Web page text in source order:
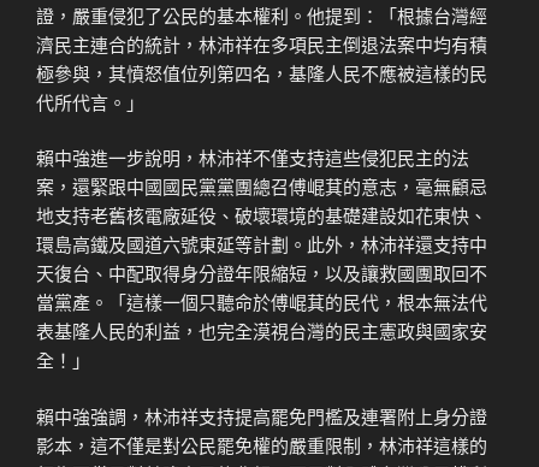
證，嚴重侵犯了公民的基本權利。他提到：「根據台灣經
濟民主連合的統計，林沛祥在多項民主倒退法案中均有積
極參與，其憤怒值位列第四名，基隆人民不應被這樣的民
代所代言。」
賴中強進一步說明，林沛祥不僅支持這些侵犯民主的法
案，還緊跟中國國民黨黨團總召傅崐萁的意志，毫無顧忌
地支持老舊核電廠延役、破壞環境的基礎建設如花東快、
環島高鐵及國道六號東延等計劃。此外，林沛祥還支持中
天復台、中配取得身分證年限縮短，以及讓救國團取回不
當黨產。「這樣一個只聽命於傅崐萁的民代，根本無法代
表基隆人民的利益，也完全漠視台灣的民主憲政與國家安
全！」
賴中強強調，林沛祥支持提高罷免門檻及連署附上身分證
影本，這不僅是對公民罷免權的嚴重限制，林沛祥這樣的